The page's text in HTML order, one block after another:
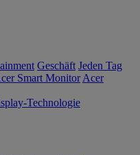
Geschäft Jeden Tag
Smart Monitor Acer
Technologie